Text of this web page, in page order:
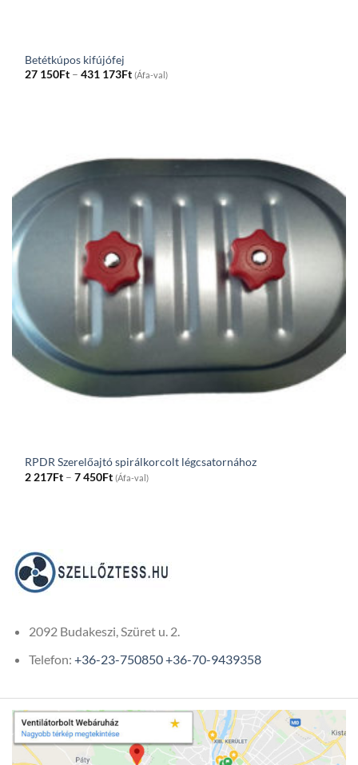
Betétkúpos kifújófej
27 150Ft – 431 173FtPrice
range:
(Áfa-val)
RPDR Szerelőajtó spirálkorcolt légcsatornához
2 217Ft – 7 450FtPrice
range:
(Áfa-val)
2092 Budakeszi, Szüret u. 2.
Telefon: +36-23-750850+36-70-9439358